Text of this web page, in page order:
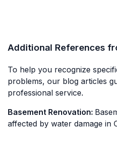
Additional References
To help you recognize
problems, our blog articles
professional service.
Basement Renovation:
affected by water damage in